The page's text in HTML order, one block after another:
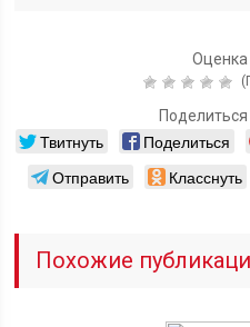
Оценка
Твитнуть Поделиться
Отправить
Класснуть
Похожие